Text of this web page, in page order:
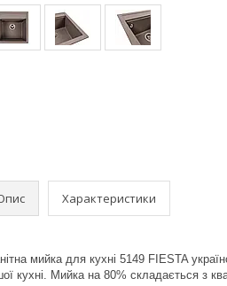
Характеристики
мийка для кухні 5149 FIESTA
кухні. Мийка на 80% складається з